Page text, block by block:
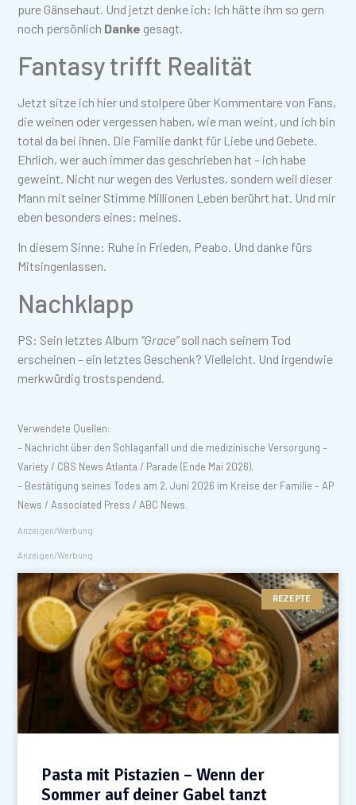
pure Gänsehaut. Und jetzt denke ich: Ich hätte ihm so gern
noch persönlich Danke gesagt.
Fantasy trifft Realität
Jetzt sitze ich hier und stolpere über Kommentare von Fans,
die weinen oder vergessen haben, wie man weint, und ich bin
total da bei ihnen. Die Familie dankt für Liebe und Gebete.
Ehrlich, wer auch immer das geschrieben hat – ich habe
geweint. Nicht nur wegen des Verlustes, sondern weil dieser
Mann mit seiner Stimme Millionen Leben berührt hat. Und mir
eben besonders eines: meines.
In diesem Sinne: Ruhe in Frieden, Peabo. Und danke fürs
Mitsingenlassen.
Nachklapp
PS: Sein letztes Album “Grace”soll nach seinem Tod
erscheinen – ein letztes Geschenk? Vielleicht. Und irgendwie
merkwürdig trostspendend.
Verwendete Quellen:
– Nachricht über den Schlaganfall und die medizinische Versorgung –
Variety / CBS News Atlanta / Parade (Ende Mai 2026).
– Bestätigung seines Todes am 2. Juni 2026 im Kreise der Familie – AP
News / Associated Press / ABC News.
Anzeigen/Werbung
Anzeigen/Werbung
REZEPTE
Pasta mit Pistazien – Wenn der
Sommer auf deiner Gabel tanzt